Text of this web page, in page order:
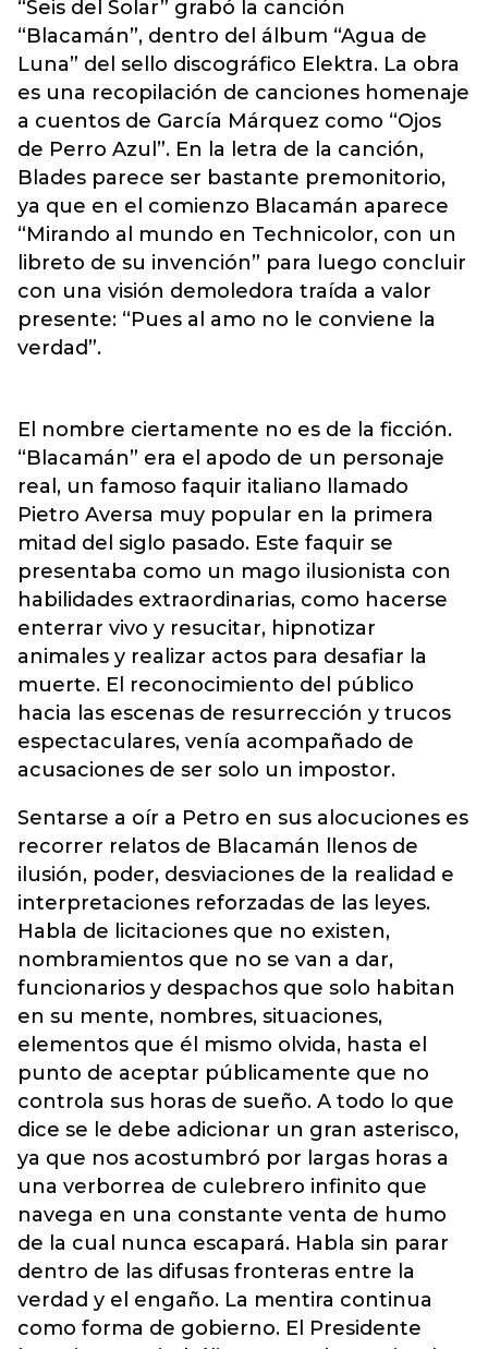
“Seis del Solar” grabó la canción
“Blacamán”, dentro del álbum “Agua de
Luna” del sello discográfico Elektra. La obra
es una recopilación de canciones homenaje
a cuentos de García Márquez como “Ojos
de Perro Azul”. En la letra de la canción,
Blades parece ser bastante premonitorio,
ya que en el comienzo Blacamán aparece
“Mirando al mundo en Technicolor, con un
libreto de su invención” para luego concluir
con una visión demoledora traída a valor
presente: “Pues al amo no le conviene la
verdad”.
El nombre ciertamente no es de la ficción.
“Blacamán” era el apodo de un personaje
real, un famoso faquir italiano llamado
Pietro Aversa muy popular en la primera
mitad del siglo pasado. Este faquir se
presentaba como un mago ilusionista con
habilidades extraordinarias, como hacerse
enterrar vivo y resucitar, hipnotizar
animales y realizar actos para desafiar la
muerte. El reconocimiento del público
hacia las escenas de resurrección y trucos
espectaculares, venía acompañado de
acusaciones de ser solo un impostor.
Sentarse a oír a Petro en sus alocuciones es
recorrer relatos de Blacamán llenos de
ilusión, poder, desviaciones de la realidad e
interpretaciones reforzadas de las leyes.
Habla de licitaciones que no existen,
nombramientos que no se van a dar,
funcionarios y despachos que solo habitan
en su mente, nombres, situaciones,
elementos que él mismo olvida, hasta el
punto de aceptar públicamente que no
controla sus horas de sueño. A todo lo que
dice se le debe adicionar un gran asterisco,
ya que nos acostumbró por largas horas a
una verborrea de culebrero infinito que
navega en una constante venta de humo
de la cual nunca escapará. Habla sin parar
dentro de las difusas fronteras entre la
verdad y el engaño. La mentira continua
como forma de gobierno. El Presidente